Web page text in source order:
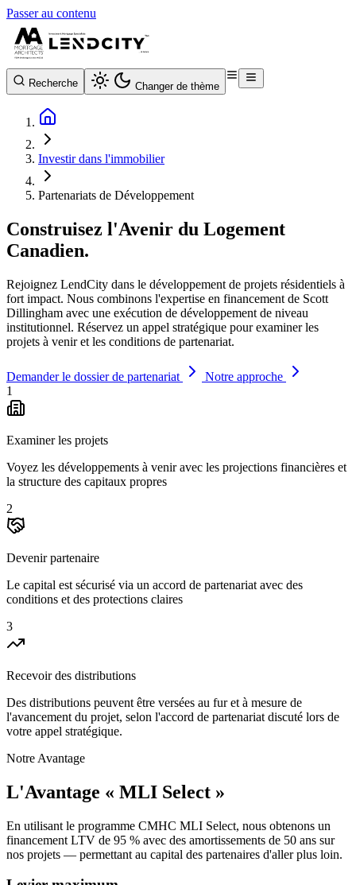
Passer au contenu
Recherche Changer de thème
Investir dans l'immobilier
Partenariats de Développement
Construisez l'Avenir du Logement
Canadien.
Rejoignez LendCity dans le développement de projets résidentiels à
fort impact. Nous combinons l'expertise en financement de Scott
Dillingham avec une exécution de développement de niveau
institutionnel. Réservez un appel stratégique pour examiner les
projets à venir et les conditions de partenariat.
Demander le dossier de partenariat
Notre approche
1
Examiner les projets
Voyez les développements à venir avec les projections financières et
la structure des capitaux propres
2
Devenir partenaire
Le capital est sécurisé via un accord de partenariat avec des
conditions et des protections claires
3
Recevoir des distributions
Des distributions peuvent être versées au fur et à mesure de
l'avancement du projet, selon l'accord de partenariat discuté lors de
votre appel stratégique.
Notre Avantage
L'Avantage « MLI Select »
En utilisant le programme CMHC MLI Select, nous obtenons un
financement LTV de 95 % avec des amortissements de 50 ans sur
nos projets — permettant au capital des partenaires d'aller plus loin.